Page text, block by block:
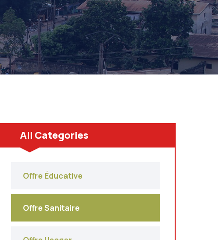
All Categories
Offre Éducative
Offre Sanitaire